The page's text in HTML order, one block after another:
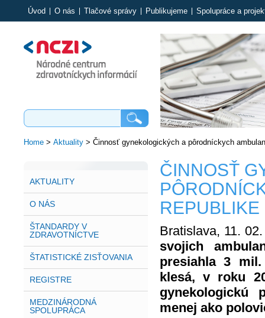
Úvod O nás Tlačové správy Publikujeme Spolupráce a
Home> Aktuality> Činnosť gynekologických a pôrodníckych
AKTUALITY
O NÁS
ŠTANDARDY V
ZDRAVOTNÍCTVE
ŠTATISTICKÉ ZISŤOVANIA
REGISTRE
MEDZINÁRODNÁ
SPOLUPRÁCA
ČINNOSŤ
REPUBLIKE
Bratislava, 11.
svojich
presiahla 3
klesá, v roku
gynekologickú
menej ako